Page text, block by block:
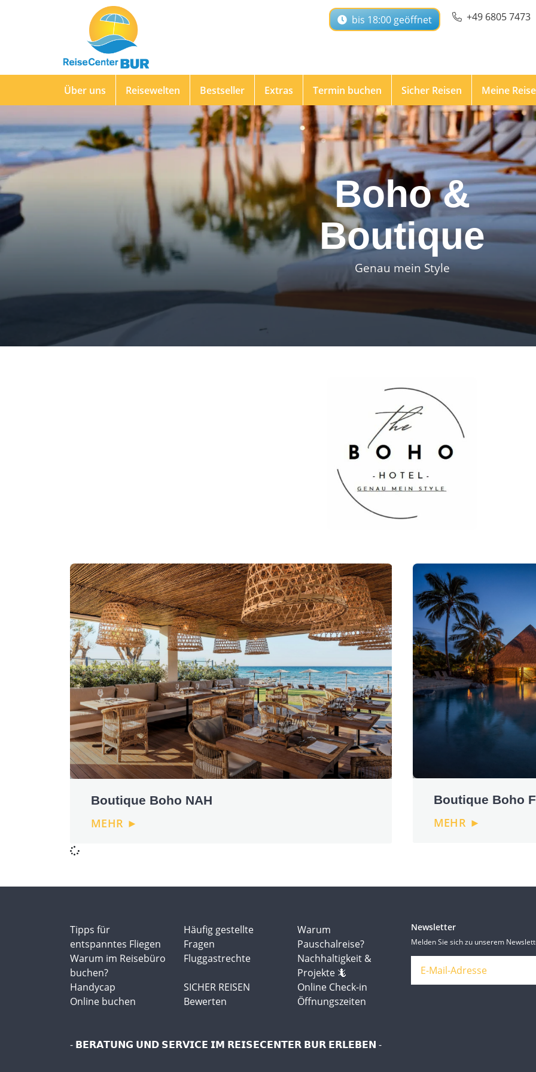
bis 18:00 geöffnet +49 6805 7473
Über uns Reisewelten Bestseller Extras Termin buchen Sicher Reisen Meine
Boho &
Boutique
Genau mein Style
Boutique Boho NAH
MEHR ►
Boutique Boho
MEHR ►
Tipps für
entspanntes Fliegen
Häufig gestellte
Fragen
Warum
Pauschalreise?
Warum im Reisebüro
buchen?
Fluggastrechte
Nachhaltigkeit &
Projekte 🦎
Handycap
SICHER REISEN
Online Check-in
Online buchen
Bewerten Öffnungszeiten
Newsletter
Melden Sie sich zu unserem
- 𝗕𝗘𝗥𝗔𝗧𝗨𝗡𝗚 𝗨𝗡𝗗 𝗦𝗘𝗥𝗩𝗜𝗖𝗘 𝗜𝗠 𝗥𝗘𝗜𝗦𝗘𝗖𝗘𝗡𝗧𝗘𝗥 𝗕𝗨𝗥 𝗘𝗥𝗟𝗘𝗕𝗘𝗡 -